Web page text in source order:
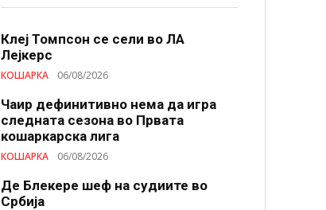
Клеј Томпсон се сели во ЛА
Лејкерс
КОШАРКА 06/08/2026
Чаир дефинитивно нема да игра
следната сезона во Првата
кошаркарска лига
КОШАРКА 06/08/2026
Де Блекере шеф на судиите во
Србија